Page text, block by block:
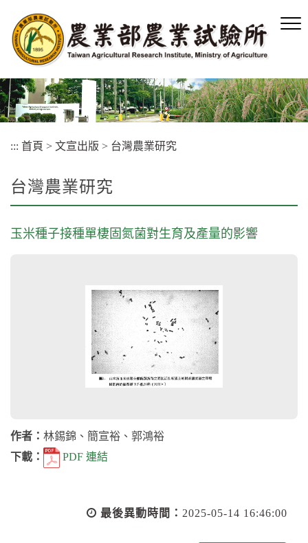
容
區
塊
::: 首頁 > 文宣出版 > 台灣農業研究
台灣農業研究
玉米種子接種單棲固氮菌對生育及產量的影響
作者： 林錫錦、簡宣裕、郭鴻裕
下載：
PDF 連結
最後異動時間： 2025-05-14 16:46:00